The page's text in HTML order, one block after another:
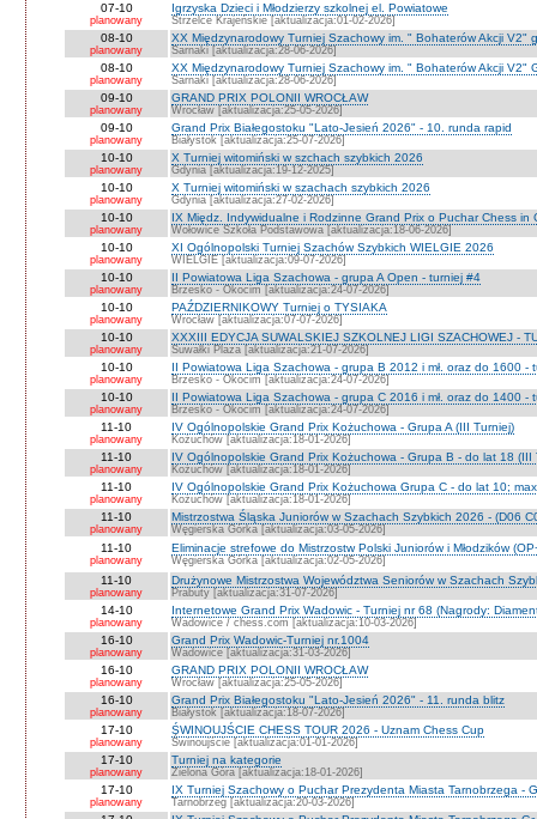
07-10
planowany
Igrzyska Dzieci i Młodzierzy szkolnej el. Powiatowe
Strzelce Krajeńskie [aktualizacja:01-02-2026]
08-10
planowany
XX Międzynarodowy Turniej Szachowy im. " Bohaterów Akcji V2"
Sarnaki [aktualizacja:28-06-2026]
08-10
planowany
XX Międzynarodowy Turniej Szachowy im. " Bohaterów Akcji V2"
Sarnaki [aktualizacja:28-06-2026]
09-10
planowany
GRAND PRIX POLONII WROCŁAW
Wrocław [aktualizacja:25-05-2026]
09-10
planowany
Grand Prix Białegostoku "Lato-Jesień 2026" - 10. runda rapid
Białystok [aktualizacja:25-07-2026]
10-10
planowany
X Turniej witomiński w szchach szybkich 2026
Gdynia [aktualizacja:19-12-2025]
10-10
planowany
X Turniej witomiński w szachach szybkich 2026
Gdynia [aktualizacja:27-02-2026]
10-10
planowany
IX Międz. Indywidualne i Rodzinne Grand Prix o Puchar Chess in
Wołowice Szkoła Podstawowa [aktualizacja:18-06-2026]
10-10
planowany
XI Ogólnopolski Turniej Szachów Szybkich WIELGIE 2026
WIELGIE [aktualizacja:09-07-2026]
10-10
planowany
II Powiatowa Liga Szachowa - grupa A Open - turniej #4
Brzesko - Okocim [aktualizacja:24-07-2026]
10-10
planowany
PAŹDZIERNIKOWY Turniej o TYSIAKA
Wrocław [aktualizacja:07-07-2026]
10-10
planowany
XXXIII EDYCJA SUWALSKIEJ SZKOLNEJ LIGI SZACHOWEJ -
Suwałki Plaza [aktualizacja:21-07-2026]
10-10
planowany
II Powiatowa Liga Szachowa - grupa B 2012 i mł. oraz do 1600 -
Brzesko - Okocim [aktualizacja:24-07-2026]
10-10
planowany
II Powiatowa Liga Szachowa - grupa C 2016 i mł. oraz do 1400 -
Brzesko - Okocim [aktualizacja:24-07-2026]
11-10
planowany
IV Ogólnopolskie Grand Prix Kożuchowa - Grupa A (III Turniej)
Kożuchów [aktualizacja:18-01-2026]
11-10
planowany
IV Ogólnopolskie Grand Prix Kożuchowa - Grupa B - do lat 18 (III
Kożuchów [aktualizacja:18-01-2026]
11-10
planowany
IV Ogólnopolskie Grand Prix Kożuchowa Grupa C - do lat 10;
Kożuchów [aktualizacja:18-01-2026]
11-10
planowany
Mistrzostwa Śląska Juniorów w Szachach Szybkich 2026 - (D06
Węgierska Górka [aktualizacja:03-05-2026]
11-10
planowany
Eliminacje strefowe do Mistrzostw Polski Juniorów i Młodzików
Węgierska Górka [aktualizacja:02-05-2026]
11-10
planowany
Drużynowe Mistrzostwa Województwa Seniorów w Szachach
Prabuty [aktualizacja:31-07-2026]
14-10
planowany
Internetowe Grand Prix Wadowic - Turniej nr 68 (Nagrody:
Wadowice / chess.com [aktualizacja:10-03-2026]
16-10
planowany
Grand Prix Wadowic-Turniej nr.1004
Wadowice [aktualizacja:31-03-2026]
16-10
planowany
GRAND PRIX POLONII WROCŁAW
Wrocław [aktualizacja:25-05-2026]
16-10
planowany
Grand Prix Białegostoku "Lato-Jesień 2026" - 11. runda blitz
Białystok [aktualizacja:18-07-2026]
17-10
planowany
ŚWINOUJŚCIE CHESS TOUR 2026 - Uznam Chess Cup
Świnoujście [aktualizacja:01-01-2026]
17-10
planowany
Turniej na kategorie
Zielona Góra [aktualizacja:18-01-2026]
17-10
planowany
IX Turniej Szachowy o Puchar Prezydenta Miasta Tarnobrzega -
Tarnobrzeg [aktualizacja:20-03-2026]